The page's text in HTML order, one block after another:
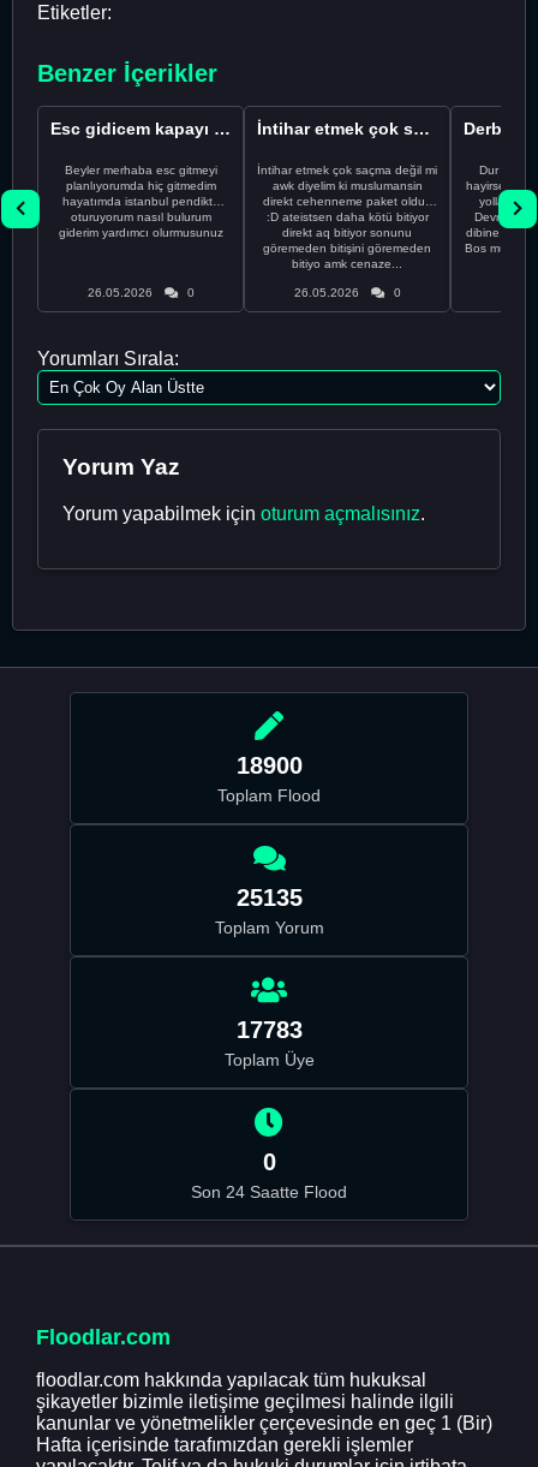
Etiketler:
Benzer İçerikler
Esc gidicem kapayı koydum
Beyler merhaba esc gitmeyi
planlıyorumda hiç gitmedim
hayatımda istanbul pendikte
oturuyorum nasıl bulurum
giderim yardımcı olurmusunuz
26.05.2026 0
İntihar etmek çok saçma değil mi
İntihar etmek çok saçma değil mi
awk diyelim ki muslumansin
direkt cehenneme paket oldun
:D ateistsen daha kötü bitiyor
direkt aq bitiyor sonunu
göremeden bitişini göremeden
bitiyo amk cenaze...
26.05.2026 0
Dur
hayirsever
yolla
Devrim abi
dibine
Bos
Yorumları Sırala:
Yorum Yaz
Yorum yapabilmek için oturum açmalısınız.
18900
Toplam Flood
25135
Toplam Yorum
17783
Toplam Üye
0
Son 24 Saatte Flood
Floodlar.com
floodlar.com hakkında yapılacak tüm hukuksal
şikayetler bizimle iletişime geçilmesi halinde ilgili
kanunlar ve yönetmelikler çerçevesinde en geç 1 (Bir)
Hafta içerisinde tarafımızdan gerekli işlemler